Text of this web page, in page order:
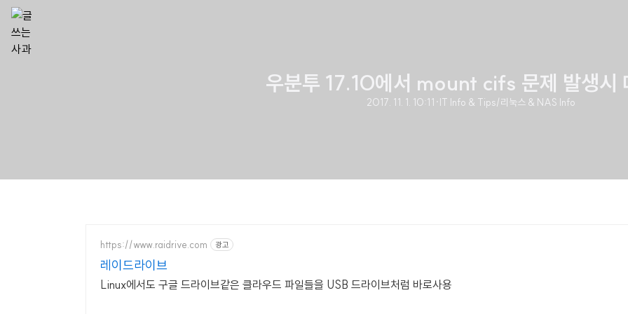
우분투 17.10에서 mount cifs 문제 발생시
2017. 11. 1. 10:11 ·IT Info & Tips/리눅스 & NAS Info
https://www.raidrive.com 광고
레이드라이브
Linux에서도 구글 드라이브같은 클라우드 파일들을 USB 드라이브처럼 바로사용